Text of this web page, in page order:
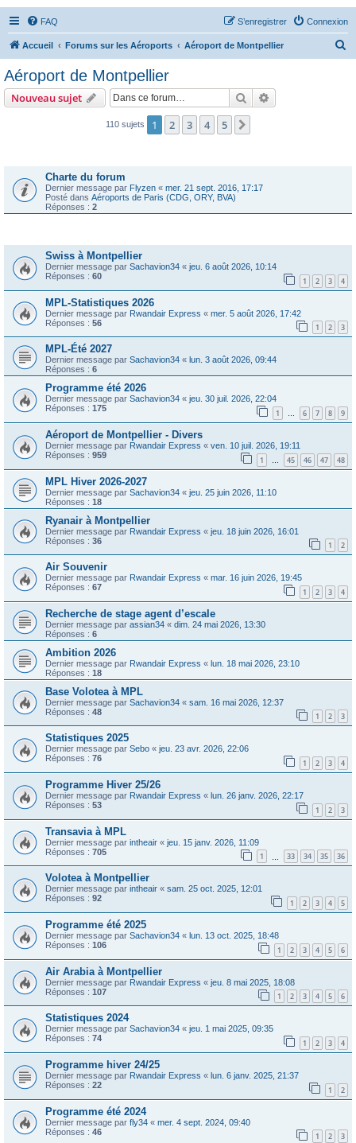
FAQ Connexion
S’enregistrer
Accueil Forums sur les Aéroports Aéroport de Montpellier
r
Aéroport de Montpellier
Nouveau sujet Rechercher
110 sujets 1 2 3 4 5
Charte du forum
Dernier message par Flyzen « mer. 21 sept. 2016, 17:17
Posté dans Aéroports de Paris (CDG, ORY, BVA)
Réponses : 2
Swiss à Montpellier
Dernier message par Sachavion34 « jeu. 6 août 2026, 10:14
Réponses : 60 1 2 3 4
MPL-Statistiques 2026
Dernier message par Rwandair Express « mer. 5 août 2026, 17:42
Réponses : 56 1 2 3
MPL-Été 2027
Dernier message par Sachavion34 « lun. 3 août 2026, 09:44
Réponses : 6
Programme été 2026
Dernier message par Sachavion34 « jeu. 30 juil. 2026, 22:04
Réponses : 175 1 … 6 7 8 9
Aéroport de Montpellier - Divers
Dernier message par Rwandair Express « ven. 10 juil. 2026, 19:11
Réponses : 959 1 … 45 46 47 48
MPL Hiver 2026-2027
Dernier message par Sachavion34 « jeu. 25 juin 2026, 11:10
Réponses : 18
Ryanair à Montpellier
Dernier message par Rwandair Express « jeu. 18 juin 2026, 16:01
Réponses : 36 1 2
Air Souvenir
Dernier message par Rwandair Express « mar. 16 juin 2026, 19:45
Réponses : 67 1 2 3 4
Recherche de stage agent d’escale
Dernier message par assian34 « dim. 24 mai 2026, 13:30
Réponses : 6
Ambition 2026
Dernier message par Rwandair Express « lun. 18 mai 2026, 23:10
Réponses : 18
Base Volotea à MPL
Dernier message par Sachavion34 « sam. 16 mai 2026, 12:37
Réponses : 48 1 2 3
Statistiques 2025
Dernier message par Sebo « jeu. 23 avr. 2026, 22:06
Réponses : 76 1 2 3 4
Programme Hiver 25/26
Dernier message par Rwandair Express « lun. 26 janv. 2026, 22:17
Réponses : 53 1 2 3
Transavia à MPL
Dernier message par intheair « jeu. 15 janv. 2026, 11:09
Réponses : 705 1 33 34 35 36
Volotea à Montpellier
Dernier message par intheair « sam. 25 oct. 2025, 12:01
Réponses : 92 1 2 3 4 5
Programme été 2025
Dernier message par Sachavion34 « lun. 13 oct. 2025, 18:48
Réponses : 106 1 2 3 4 5 6
Air Arabia à Montpellier
Dernier message par Rwandair Express « jeu. 8 mai 2025, 18:08
Réponses : 107 1 2 3 4 5 6
Statistiques 2024
Dernier message par Sachavion34 « jeu. 1 mai 2025, 09:35
Réponses : 74 1 2 3 4
Programme hiver 24/25
Dernier message par Rwandair Express « lun. 6 janv. 2025, 21:37
Réponses : 22 1 2
Programme été 2024
Dernier message par fly34 « mer. 4 sept. 2024, 09:40
Réponses : 46 1 2 3